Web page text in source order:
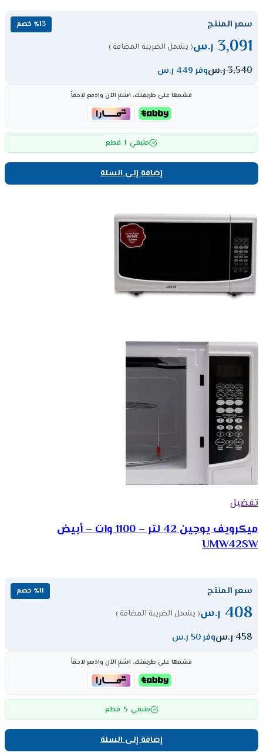
سعر المنتج ٪13 خصم
3,091 ر.س( يشمل الضريبة المضافة )
3,540ر.سوفر 449 ر.س
قسّمها على طريقتك، اشترِ الآن وادفع لاحقاً
متبقي 1 قطع
إضافة إلى السلة
تفضيل
ميكرويف يوجين 42 لتر – 1100 وات – أبيض
UMW42SW
سعر المنتج ٪11 خصم
408 ر.س( يشمل الضريبة المضافة )
458ر.سوفر 50 ر.س
قسّمها على طريقتك، اشترِ الآن وادفع لاحقاً
متبقي 5 قطع
إضافة إلى السلة